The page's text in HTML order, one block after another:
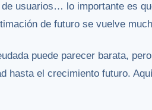
usuarios… lo importante es
de futuro se vuelve
puede parecer barata,
hasta el crecimiento futuro.